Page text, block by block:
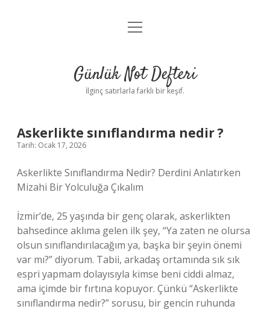
Anasayfa
Yasal Uyarı
menüyü
Günlük Not Defteri
İlginç satırlarla farklı bir keşif.
Askerlikte sınıflandırma nedir ?
Tarih: Ocak 17, 2026
Askerlikte Sınıflandırma Nedir? Derdini Anlatırken
Mizahi Bir Yolculuğa Çıkalım
İzmir’de, 25 yaşında bir genç olarak, askerlikten
bahsedince aklıma gelen ilk şey, “Ya zaten ne olursa
olsun sınıflandırılacağım ya, başka bir şeyin önemi
var mı?” diyorum. Tabii, arkadaş ortamında sık sık
espri yapmam dolayısıyla kimse beni ciddi almaz,
ama içimde bir fırtına kopuyor. Çünkü “Askerlikte
sınıflandırma nedir?” sorusu, bir gencin ruhunda